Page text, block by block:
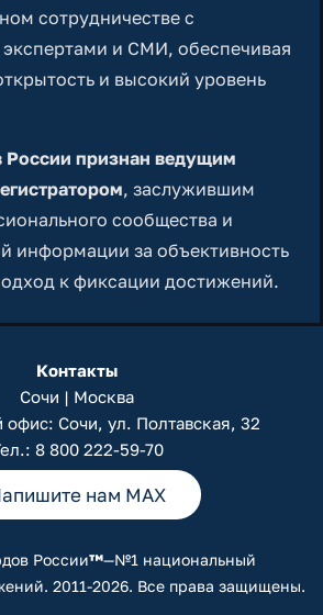
сотрудничестве с
и СМИ, обеспечивая
и высокий уровень
России признан ведущим
, заслужившим
сообщества и
информации за объективность
к фиксации достижений.
Контакты
Сочи | Москва
офис: Сочи, ул. Полтавская, 32
8 800 222-59-70
нам MAX
России™—№1 национальный
2011-2026. Все права защищены.